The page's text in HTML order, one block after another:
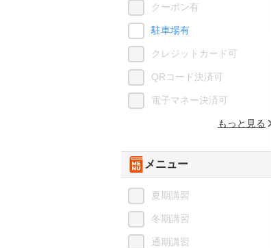
クーポン有
駐車場有
クレジットカード可
QRコード決済可
電子マネー決済可
もっと見る
メニュー
夏期講習
冬期講習
通期講習